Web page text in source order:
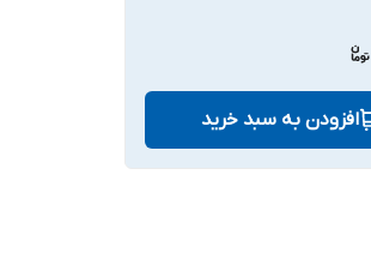
افزودن به سبد خرید